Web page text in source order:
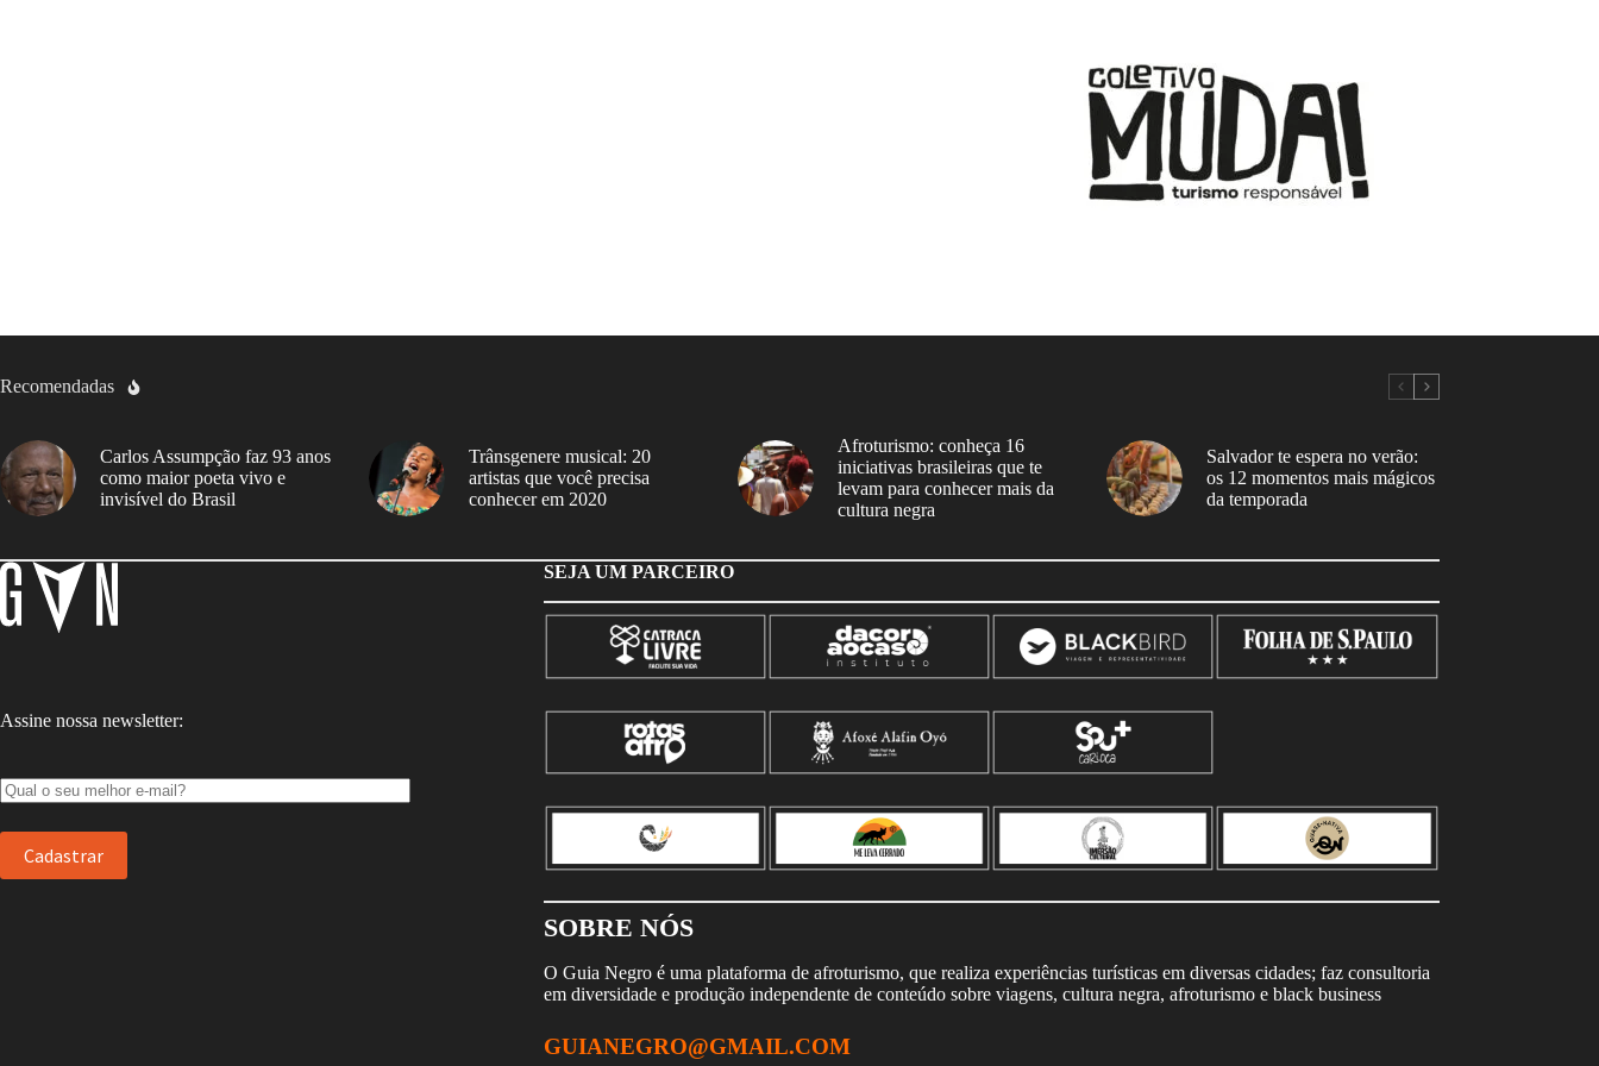
Recomendadas
Carlos Assumpção faz 93 anos
como maior poeta vivo e
invisível do Brasil
Trânsgenere musical: 20
artistas que você precisa
conhecer em 2020
Afroturismo: conheça 16
iniciativas brasileiras que te
levam para conhecer mais da
cultura negra
Salvador te espera no verão:
os 12 momentos mais mágicos
da temporada
Assine nossa newsletter:
SEJA UM PARCEIRO
SOBRE NÓS
O Guia Negro é uma plataforma de afroturismo, que realiza experiências turísticas em diversas cidades; faz consultoria
em diversidade e produção independente de conteúdo sobre viagens, cultura negra, afroturismo e black business
GUIANEGRO@GMAIL.COM